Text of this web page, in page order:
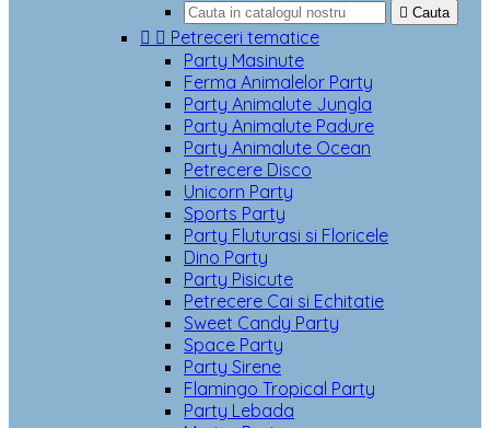
 Cauta
  Petreceri tematice
Party Masinute
Ferma Animalelor Party
Party Animalute Jungla
Party Animalute Padure
Party Animalute Ocean
Petrecere Disco
Unicorn Party
Sports Party
Party Fluturasi si Floricele
Dino Party
Party Pisicute
Petrecere Cai si Echitatie
Sweet Candy Party
Space Party
Party Sirene
Flamingo Tropical Party
Party Lebada